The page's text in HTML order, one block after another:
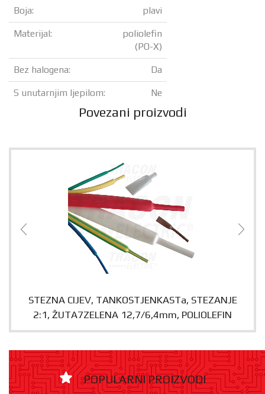
Boja: plavi
Materijal:
poliolefin
(PO-X)
Bez halogena: Da
S unutarnjim ljepilom: Ne
Povezani proizvodi
STEZNA CIJEV, TANKOSTJENKASTa, STEZANJE
2:1, ŽUTA7ZELENA 12,7/6,4mm, POLIOLEFIN
POPULARNI PROIZVODI